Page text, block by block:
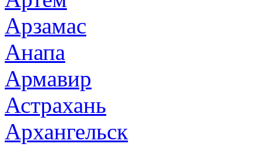
Арзамас
Анапа
Армавир
Астрахань
Архангельск